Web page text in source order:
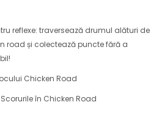
reflexe: traversează drumul alături de
road și colectează puncte fără a
Chicken Road
în Chicken Road